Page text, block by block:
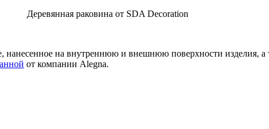
Деревянная раковина от SDA Decoration
нанесенное на внутреннюю и внешнюю поверхности изделия, а
от компании Alegna.